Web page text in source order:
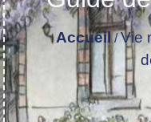
Accueil /Vie